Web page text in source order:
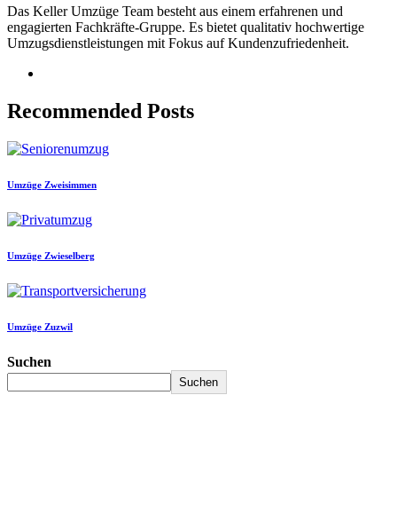
Das Keller Umzüge Team besteht aus einem erfahrenen und
engagierten Fachkräfte-Gruppe. Es bietet qualitativ hochwertige
Umzugsdienstleistungen mit Fokus auf Kundenzufriedenheit.
Recommended Posts
Umzüge Zweisimmen
Umzüge Zwieselberg
Umzüge Zuzwil
Suchen
Suchen